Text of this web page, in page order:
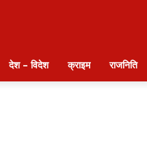
देश – विदेश क्राइम राजनिति